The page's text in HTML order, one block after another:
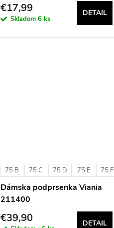
€17,99
Skladom 6 ks
DETAIL
75 B 75 C 75 D 75 E 75 F
Dámska podprsenka Viania
211400
€39,90 DETAIL